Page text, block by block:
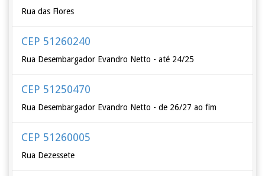
Rua das Flores
CEP 51260240
Rua Desembargador Evandro Netto - até 24/25
CEP 51250470
Rua Desembargador Evandro Netto - de 26/27 ao fim
CEP 51260005
Rua Dezessete